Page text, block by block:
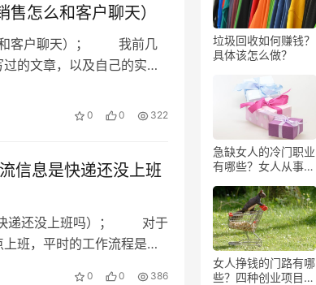
怎么和客户聊天）
和客户聊天）； 我前几
的文章，以及自己的实践
0 0 322
信息是快递还没上班
快递还没上班吗）； 对于
班，平时的工作流程是什
0 0 386
垃圾回收如何赚钱？
具体该怎么做？
急缺女人的冷门职业
有哪些？女人从事哪
女人挣钱的门路有哪
些？四种创业项目推